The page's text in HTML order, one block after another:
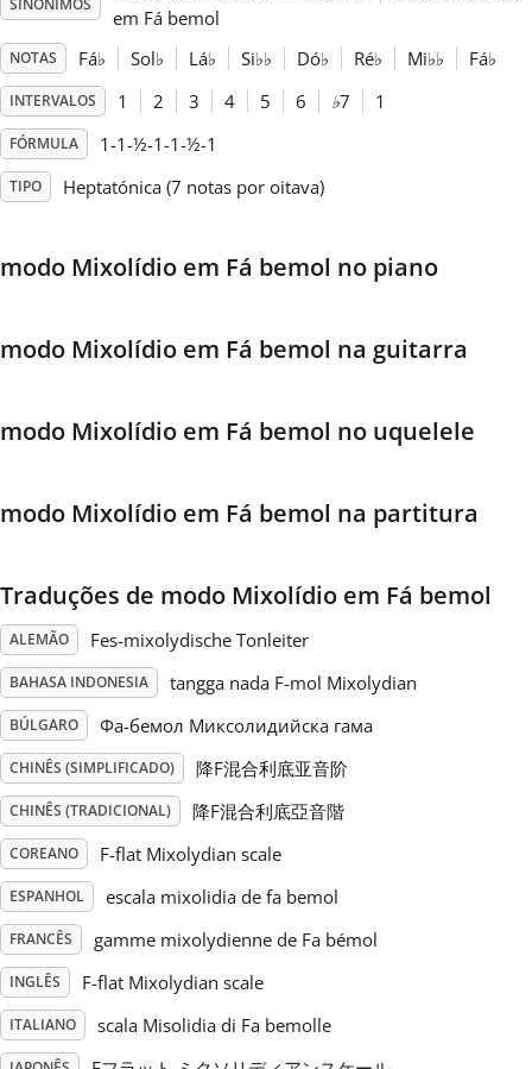
Français
हिन्दी
Italiano
日本語
Polski
Português
Русский
Tiếng Việt
Türkçe
Українська
SINÓNIMOS
em Fá bemol
NOTAS Fá♭ Sol♭ Lá♭ Si♭♭ Dó♭ Ré♭ Mi♭♭ Fá♭
INTERVALOS 1 2 3 4 5 6 ♭7 1
FÓRMULA 1-1-½-1-1-½-1
TIPO Heptatónica (7 notas por oitava)
modo Mixolídio em Fá bemol no piano
modo Mixolídio em Fá bemol na guitarra
modo Mixolídio em Fá bemol no uquelele
modo Mixolídio em Fá bemol na partitura
Traduções de modo Mixolídio em Fá bemol
ALEMÃO Fes-mixolydische Tonleiter
BAHASA INDONESIA tangga nada F-mol Mixolydian
BÚLGARO Фа-бемол Миксолидийска гама
CHINÊS (SIMPLIFICADO) 降F混合利底亚音阶
CHINÊS (TRADICIONAL) 降F混合利底亞音階
COREANO F-flat Mixolydian scale
ESPANHOL escala mixolidia de fa bemol
FRANCÊS gamme mixolydienne de Fa bémol
INGLÊS F-flat Mixolydian scale
ITALIANO scala Misolidia di Fa bemolle